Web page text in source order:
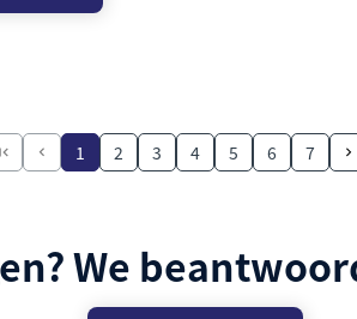
1 2 3 4 5 6 7
We